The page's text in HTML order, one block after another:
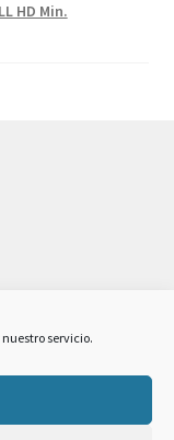
servicio.
HD Min.